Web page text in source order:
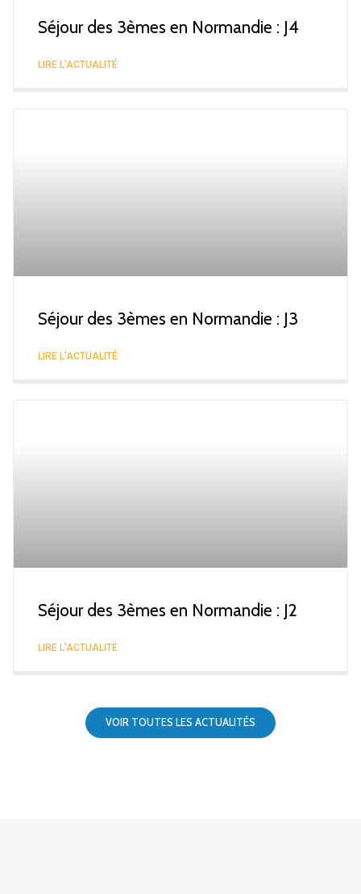
Séjour des 3èmes en Normandie : J4
LIRE L'ACTUALITÉ
Séjour des 3èmes en Normandie : J3
LIRE L'ACTUALITÉ
Séjour des 3èmes en Normandie : J2
LIRE L'ACTUALITÉ
VOIR TOUTES LES ACTUALITÉS